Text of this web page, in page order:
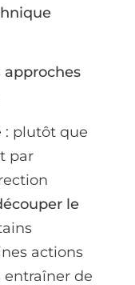
approches
: plutôt que
par
le
actions
entraîner de